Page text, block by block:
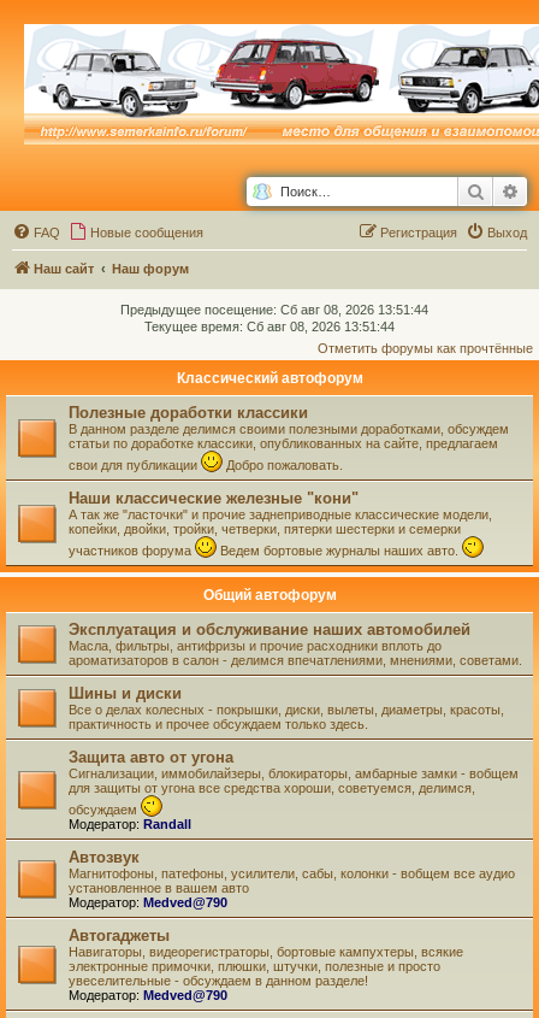
Поиск
FAQ Новые сообщения Выход
Регистрация
Наш сайт Наш форум
Предыдущее посещение: Сб авг 08, 2026 13:51:44
Текущее время: Сб авг 08, 2026 13:51:44
Отметить форумы как прочтённые
Классический автофорум
Полезные доработки классики
В данном разделе делимся своими полезными доработками, обсуждем
статьи по доработке классики, опубликованных на сайте, предлагаем
свои для публикации
Добро пожаловать.
Наши классические железные "кони"
А так же "ласточки" и прочие заднеприводные классические модели,
копейки, двойки, тройки, четверки, пятерки шестерки и семерки
участников форума
Ведем бортовые журналы наших авто.
Общий автофорум
Эксплуатация и обслуживание наших автомобилей
Масла, фильтры, антифризы и прочие расходники вплоть до
ароматизаторов в салон - делимся впечатлениями, мнениями, советами.
Шины и диски
Все о делах колесных - покрышки, диски, вылеты, диаметры, красоты,
практичность и прочее обсуждаем только здесь.
Защита авто от угона
Сигнализации, иммобилайзеры, блокираторы, амбарные замки - вобщем
для защиты от угона все средства хороши, советуемся, делимся,
обсуждаем
Модератор: Randall
Автозвук
Магнитофоны, патефоны, усилители, сабы, колонки - вобщем все аудио
установленное в вашем авто
Модератор: Medved@790
Автогаджеты
Навигаторы, видеорегистраторы, бортовые кампухтеры, всякие
электронные примочки, плюшки, штучки, полезные и просто
увеселительные - обсуждаем в данном разделе!
Модератор: Medved@790